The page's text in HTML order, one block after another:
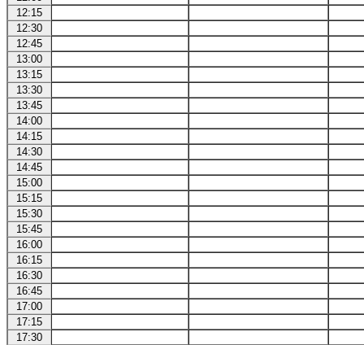
12:15
12:30
12:45
13:00
13:15
13:30
13:45
14:00
14:15
14:30
14:45
15:00
15:15
15:30
15:45
16:00
16:15
16:30
16:45
17:00
17:15
17:30